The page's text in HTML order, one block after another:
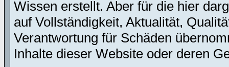
Wissen erstellt. Aber für die hier
auf Vollständigkeit, Aktualität,
Verantwortung für Schäden
Inhalte dieser Website oder deren